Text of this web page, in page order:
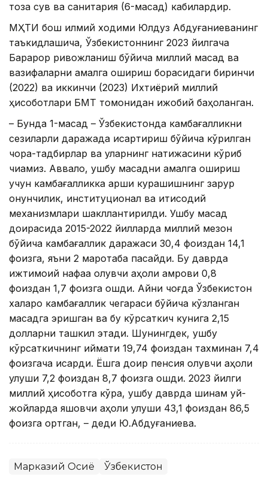
тоза сув ва санитария (6-мақсад) кабилардир.
МҲТИ бош илмий ходими Юлдуз Абдуғаниеванинг
таъкидлашича, Ўзбекистоннинг 2023 йилгача
Барқарор ривожланиш бўйича миллий мақсад ва
вазифаларни амалга ошириш борасидаги биринчи
(2022) ва иккинчи (2023) Ихтиёрий миллий
ҳисоботлари БМТ томонидан ижобий баҳоланган.
– Бунда 1-мақсад – Ўзбекистонда камбағалликни
сезиларли даражада қисқартириш бўйича кўрилган
чора-тадбирлар ва уларнинг натижасини кўриб
чиқамиз. Аввало, ушбу мақсадни амалга ошириш
учун камбағалликка қарши курашишнинг зарур
қонунчилик, институционал ва иқтисодий
механизмлари шакллантирилди. Ушбу мақсад
доирасида 2015-2022 йилларда миллий мезон
бўйича камбағаллик даражаси 30,4 фоиздан 14,1
фоизга, яъни 2 маротаба пасайди. Бу даврда
ижтимоий нафақа олувчи аҳоли қамрови 0,8
фоиздан 1,7 фоизга ошди. Айни чоғда Ўзбекистон
халқаро камбағаллик чегараси бўйича кўзланган
мақсадга эришган ва бу кўрсаткич кунига 2,15
долларни ташкил этади. Шунингдек, ушбу
кўрсаткичнинг қиймати 19,74 фоиздан тахминан 7,4
фоизгача қисқарди. Ёшга доир пенсия олувчи аҳоли
улуши 7,2 фоиздан 8,7 фоизга ошди. 2023 йилги
миллий ҳисоботга кўра, ушбу даврда шинам уй-
жойларда яшовчи аҳоли улуши 43,1 фоиздан 86,5
фоизга ортган, – деди Ю.Абдуғаниева.
Марказий Осиё Ўзбекистон